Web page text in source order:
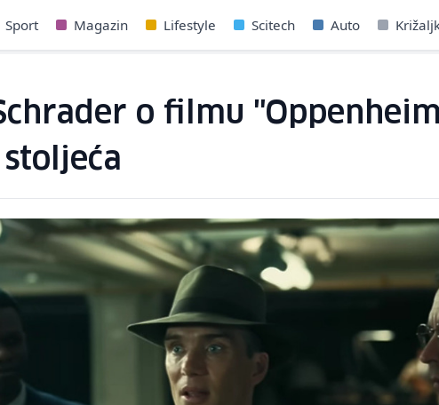
Sport Magazin Lifestyle Scitech Auto
o filmu